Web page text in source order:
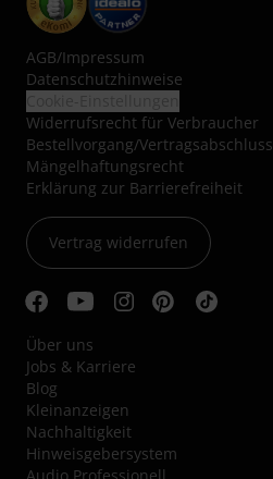
AGB/Impressum
Datenschutzhinweise
Widerrufsrecht für Verbraucher
Bestellvorgang/Vertragsabschluss
Mängelhaftungsrecht
Erklärung zur Barrierefreiheit
Vertrag widerrufen
Über uns
Jobs & Karriere
Blog
Kleinanzeigen
Nachhaltigkeit
Hinweisgebersystem